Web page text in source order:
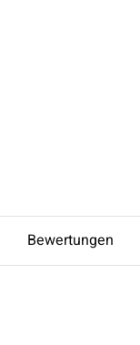
Bewertungen